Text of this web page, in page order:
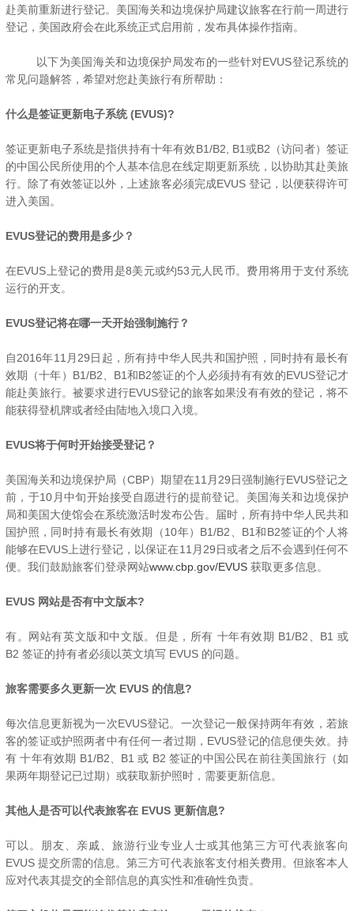
赴美前重新进行登记。美国海关和边境保护局建议旅客在行前一周进行
登记，美国政府会在此系统正式启用前，发布具体操作指南。
以下为美国海关和边境保护局发布的一些针对EVUS登记系统的
常见问题解答，希望对您赴美旅行有所帮助：
什么是签证更新电子系统 (EVUS)?
签证更新电子系统是指供持有十年有效B1/B2, B1或B2（访问者）签证
的中国公民所使用的个人基本信息在线定期更新系统，以协助其赴美旅
行。除了有效签证以外，上述旅客必须完成EVUS 登记，以便获得许可
进入美国。
EVUS登记的费用是多少？
在EVUS上登记的费用是8美元或约53元人民币。费用将用于支付系统
运行的开支。
EVUS登记将在哪一天开始强制施行？
自2016年11月29日起，所有持中华人民共和国护照，同时持有最长有
效期（十年）B1/B2、B1和B2签证的个人必须持有有效的EVUS登记才
能赴美旅行。被要求进行EVUS登记的旅客如果没有有效的登记，将不
能获得登机牌或者经由陆地入境口入境。
EVUS将于何时开始接受登记？
美国海关和边境保护局（CBP）期望在11月29日强制施行EVUS登记之
前，于10月中旬开始接受自愿进行的提前登记。美国海关和边境保护
局和美国大使馆会在系统激活时发布公告。届时，所有持中华人民共和
国护照，同时持有最长有效期（10年）B1/B2、B1和B2签证的个人将
能够在EVUS上进行登记，以保证在11月29日或者之后不会遇到任何不
便。我们鼓励旅客们登录网站www.cbp.gov/EVUS 获取更多信息。
EVUS 网站是否有中文版本?
有。网站有英文版和中文版。但是，所有 十年有效期 B1/B2、B1 或
B2 签证的持有者必须以英文填写 EVUS 的问题。
旅客需要多久更新一次 EVUS 的信息?
每次信息更新视为一次EVUS登记。一次登记一般保持两年有效，若旅
客的签证或护照两者中有任何一者过期，EVUS登记的信息便失效。持
有 十年有效期 B1/B2、B1 或 B2 签证的中国公民在前往美国旅行（如
果两年期登记已过期）或获取新护照时，需要更新信息。
其他人是否可以代表旅客在 EVUS 更新信息?
可以。朋友、亲戚、旅游行业专业人士或其他第三方可代表旅客向
EVUS 提交所需的信息。第三方可代表旅客支付相关费用。但旅客本人
应对代表其提交的全部信息的真实性和准确性负责。